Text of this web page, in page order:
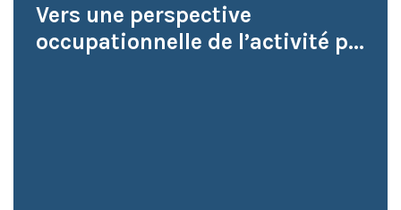
Vers une perspective
occupationnelle de l’activité p...